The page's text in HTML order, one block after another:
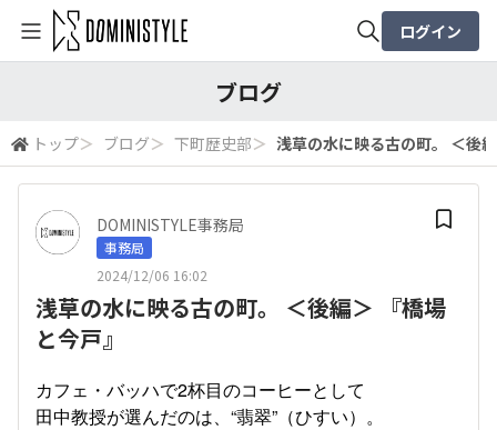
検索
ログイン
ブログ
トップ＞ ブログ＞ 下町歴史部＞ 浅草の水に映る古の町。 ＜後
DOMINISTYLE事務局
事務局
2024/12/06 16:02
浅草の水に映る古の町。 ＜後編＞ 『橋場
と今戸』
カフェ・バッハで2杯目のコーヒーとして
田中教授が選んだのは、“翡翠”（ひすい）。